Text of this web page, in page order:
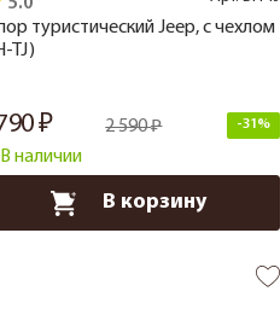
5.0
туристический Jeep, с чехлом
TJ)
2 590 -31%
В наличии
В корзину